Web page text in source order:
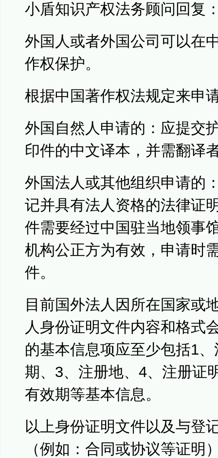
小盾知识产权法务顾问回复
外国人或者外国公司可以在
作权保护。
根据中国著作权法规定来申
外国自然人申请的：应提交
印件的中文译本，并需翻译
外国法人或其他组织申请的
记并具有法人资格的法律证
件需要经过中国驻当地领事
机构公正方为有效，申请时
件。
目前国外法人因所在国家或
人身份证明文件内容和格式
的基本信息项应至少包括1
期、3、注册地、4、注册证
有效期等基本信息。
以上身份证明文件以及与登
（例如：合同或协议等证明